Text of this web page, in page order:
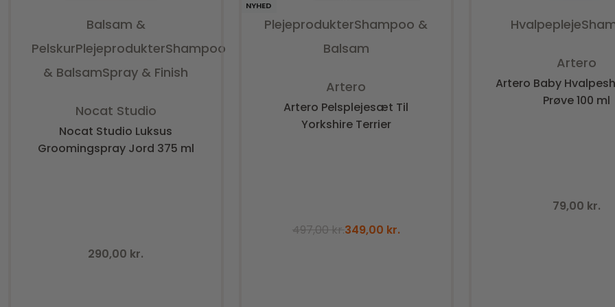
Balsam &
PelskurPlejeprodukterShampoo
& BalsamSpray & Finish
Nocat Studio
Nocat Studio Luksus
Groomingspray Jord 375 ml
290,00 kr.
NYHED
PlejeprodukterShampoo &
Balsam
Artero
Artero Pelsplejesæt Til
Yorkshire Terrier
497,00kr.349,00 kr.
Hvalpepleje
Artero
Artero Baby
Prøve 100 ml
79,00 kr.